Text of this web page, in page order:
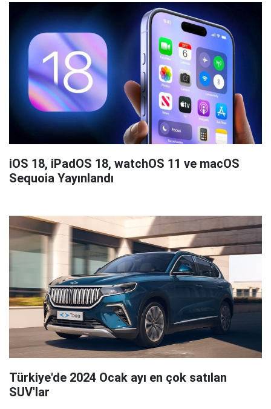
iOS 18, iPadOS 18, watchOS 11 ve macOS
Sequoia Yayınlandı
Türkiye'de 2024 Ocak ayı en çok satılan
SUV'lar